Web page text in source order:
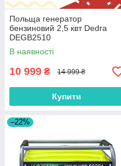
Польща генератор
бензиновий 2,5 квт Dedra
DEGB2510
В наявності
10 999 ₴ 14 999 ₴
Купити
–22%